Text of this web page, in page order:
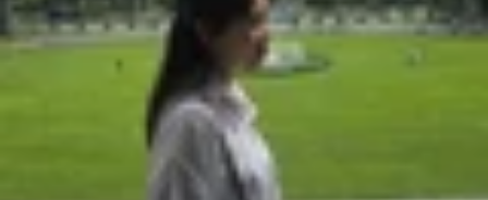
Hồng Huệ
20/01/2026
11/07/2026
Theo dõi XTMobile trên